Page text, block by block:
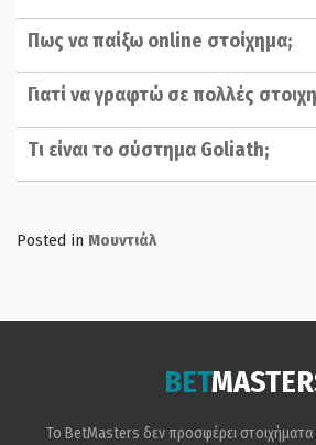
Πως να παίξω online στοίχημα;
Γιατί να γραφτώ σε πολλές
Tι είναι το σύστημα Goliath;
Posted in Μουντιάλ
BET
Το BetMasters δεν προσφέρει στοιχήματα